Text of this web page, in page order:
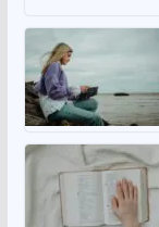
k
at
A
p
p
c
e
b
o
o
k